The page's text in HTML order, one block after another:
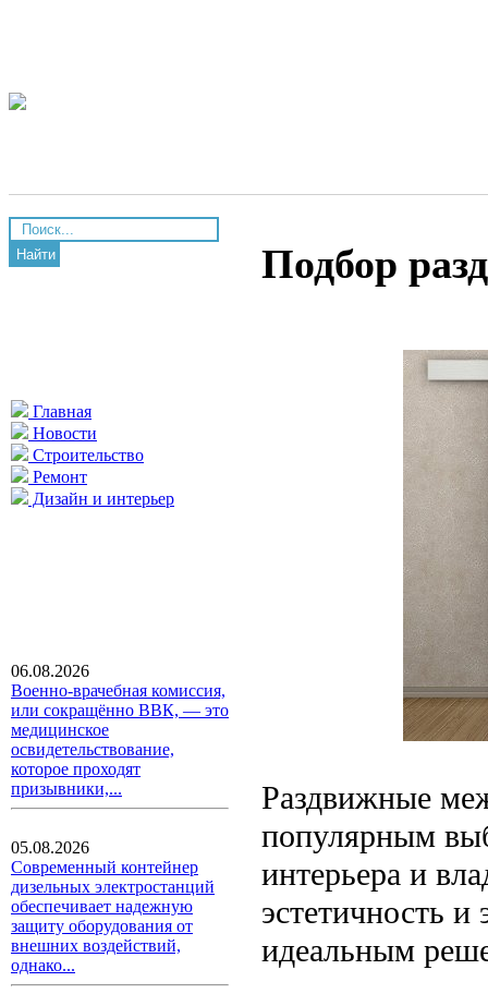
Найти
Главная
Новости
Строительство
Ремонт
Дизайн и интерьер
06.08.2026
Военно-врачебная комиссия,
или сокращённо ВВК, — это
медицинское
освидетельствование,
которое проходят
призывники,...
05.08.2026
Современный контейнер
дизельных электростанций
обеспечивает надежную
защиту оборудования от
внешних воздействий,
однако...
Подбор
Раздвижные
популярным
интерьера и
эстетичность
идеальным